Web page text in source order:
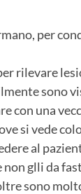
per
rilevare
sono
con una
si vede
al
glli da
sono